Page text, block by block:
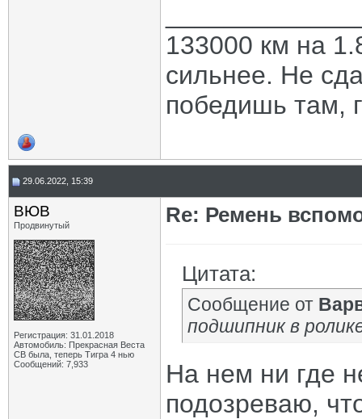
133000 км на
сильнее. Не
победишь там,
29.06.2022, 15:39
ВЮВ
Продвинутый
Регистрация: 31.01.2018
Автомобиль: Прекрасная Веста
СВ была, теперь Тигра 4 нью
Сообщений: 7,933
Re: Ремень
Цитата:
Сообщение от
подшипник в
На нем ни где
подозреваю,